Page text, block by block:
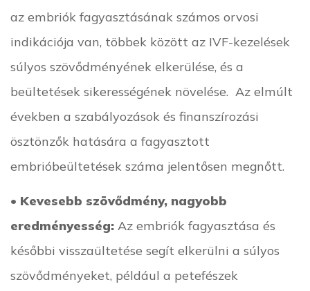
az embriók fagyasztásának számos orvosi
indikációja van, többek között az IVF-kezelések
súlyos szövődményének elkerülése, és a
beültetések sikerességének növelése. Az elmúlt
években a szabályozások és finanszírozási
ösztönzők hatására a fagyasztott
embrióbeültetések száma jelentősen megnőtt.
• Kevesebb szövődmény, nagyobb
eredményesség: Az embriók fagyasztása és
későbbi visszaültetése segít elkerülni a súlyos
szövődményeket, például a petefészek